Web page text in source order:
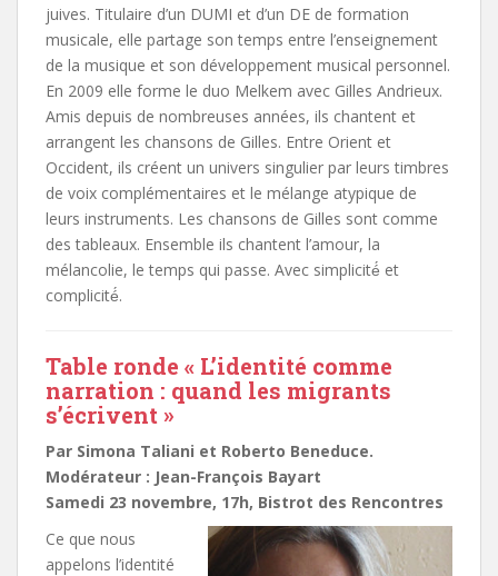
juives. Titulaire d’un DUMI et d’un DE de formation
musicale, elle partage son temps entre l’enseignement
de la musique et son développement musical personnel.
En 2009 elle forme le duo Melkem avec Gilles Andrieux.
Amis depuis de nombreuses années, ils chantent et
arrangent les chansons de Gilles. Entre Orient et
Occident, ils créent un univers singulier par leurs timbres
de voix complémentaires et le mélange atypique de
leurs instruments. Les chansons de Gilles sont comme
des tableaux. Ensemble ils chantent l’amour, la
mélancolie, le temps qui passe. Avec simplicité́ et
complicité́.
Table ronde « L’identité comme
narration : quand les migrants
s’écrivent »
Par Simona Taliani et Roberto Beneduce.
Modérateur : Jean-François Bayart
Samedi 23 novembre, 17h, Bistrot des Rencontres
Ce que nous
appelons l’identité